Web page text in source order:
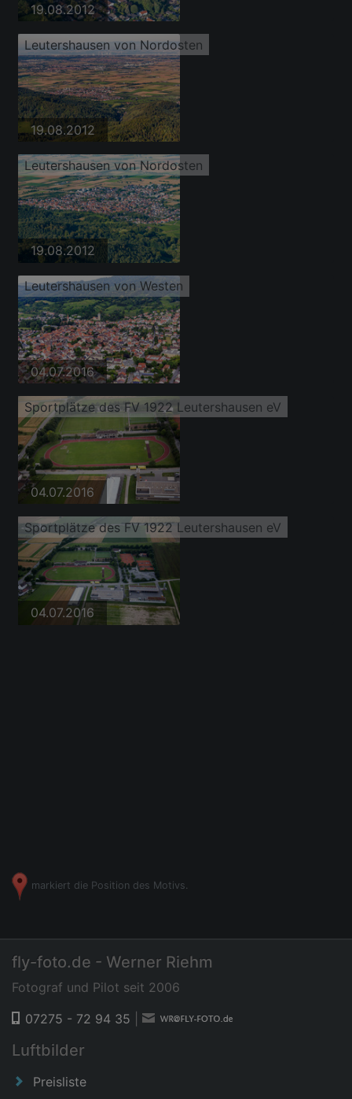
19.08.2012
Leutershausen von Nordosten
19.08.2012
Leutershausen von Nordosten
19.08.2012
Leutershausen von Westen
04.07.2016
Sportplätze des FV 1922 Leutershausen eV
04.07.2016
Sportplätze des FV 1922 Leutershausen eV
04.07.2016
markiert die Position des Motivs.
fly-foto.de - Werner Riehm
Fotograf und Pilot seit 2006
07275 - 72 94 35
Luftbilder
Preisliste